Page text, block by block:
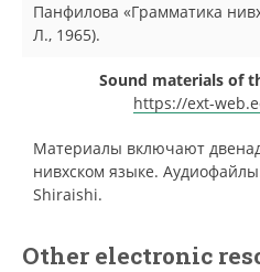
Панфилова «Грамматика
Л., 1965).
Sound materials of
https://ext-
Материалы включают
нивхском языке.
Shiraishi.
Other electronic